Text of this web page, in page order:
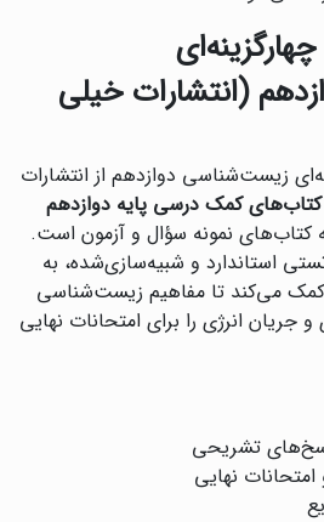
(انتشارات خیلی
زیست‌شناسی دوازدهم از انتشارات
کتاب‌های کمک درسی پایه دوازدهم
کتاب‌های نمونه سؤال و آزمون است.
استاندارد و شبیه‌سازی‌شده، به
کمک می‌کند تا مفاهیم زیست‌شناسی
جریان انرژی را برای امتحانات نهایی
تشریحی
نهایی